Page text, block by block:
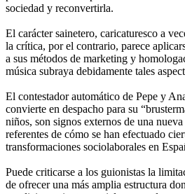
sociedad y reconvertirla.
El carácter sainetero, caricaturesco a
la crítica, por el contrario, parece
a sus métodos de marketing y
música subraya debidamente tales
El contestador automático de Pepe y
convierte en despacho para su
niños, son signos externos de una
referentes de cómo se han efectuado
transformaciones sociolaborales en
Puede criticarse a los guionistas la
de ofrecer una más amplia estructura